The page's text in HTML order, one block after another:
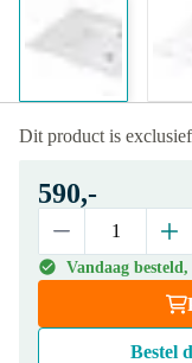
Dit product is
590,-
Vandaag
Bestel